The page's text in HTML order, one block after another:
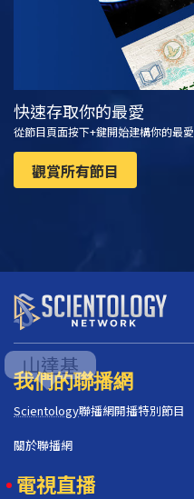
快速存取你的最愛
從節目頁面按下+鍵開始建構你的最愛
觀賞所有節目
我們的聯播網
Scientology聯播網開播特別節目
關於聯播網
電視直播